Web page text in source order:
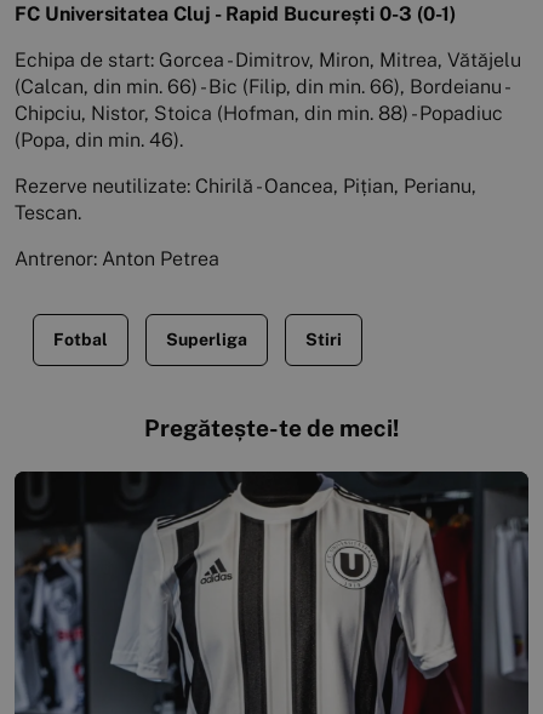
FC Universitatea Cluj - Rapid București 0-3 (0-1)
Echipa de start: Gorcea - Dimitrov, Miron, Mitrea, Vătăjelu
(Calcan, din min. 66) - Bic (Filip, din min. 66), Bordeianu -
Chipciu, Nistor, Stoica (Hofman, din min. 88) - Popadiuc
(Popa, din min. 46).
Rezerve neutilizate: Chirilă - Oancea, Pițian, Perianu,
Tescan.
Antrenor: Anton Petrea
Fotbal Superliga Stiri
Pregătește-te de meci!